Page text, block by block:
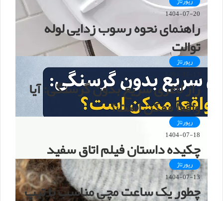
1404-07-20
راهنمای نحوه رسوب زدایی لوله
توالت
رپورتاژ
1404-10-13
راز لاغری سریع بدون گرسنگی: آیا
واقعاً ممکن است؟
رپورتاژ
1404-07-18
چکیده داستان فیلم اتاق سفید
رپورتاژ
1404-07-13
چطور یک ساعت مچی مناسب با تیپ